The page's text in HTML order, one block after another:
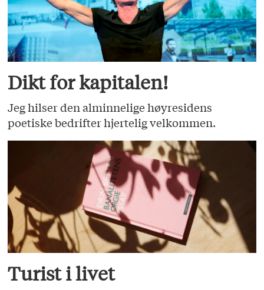
Dikt for kapitalen!
Jeg hilser den alminnelige høyresidens
poetiske bedrifter hjertelig velkommen.
Turist i livet